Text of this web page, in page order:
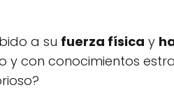
a su fuerza física y
con conocimientos